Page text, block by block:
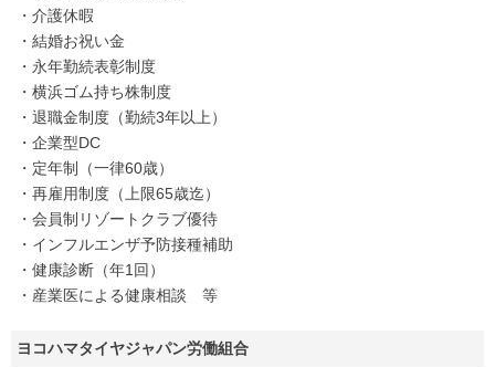
・介護休暇
・結婚お祝い金
・永年勤続表彰制度
・横浜ゴム持ち株制度
・退職金制度（勤続3年以上）
・企業型DC
・定年制（一律60歳）
・再雇用制度（上限65歳迄）
・会員制リゾートクラブ優待
・インフルエンザ予防接種補助
・健康診断（年1回）
・産業医による健康相談 等
ヨコハマタイヤジャパン労働組合